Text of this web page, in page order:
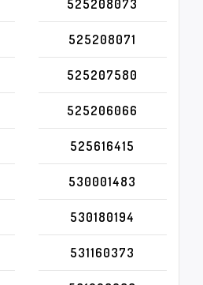
525208073
525208071
525207580
525206066
525616415
530001483
530180194
531160373